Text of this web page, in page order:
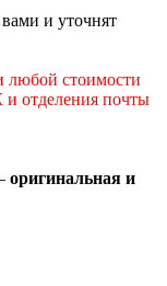
и уточнят
любой стоимости
отделения почты
оригинальная и